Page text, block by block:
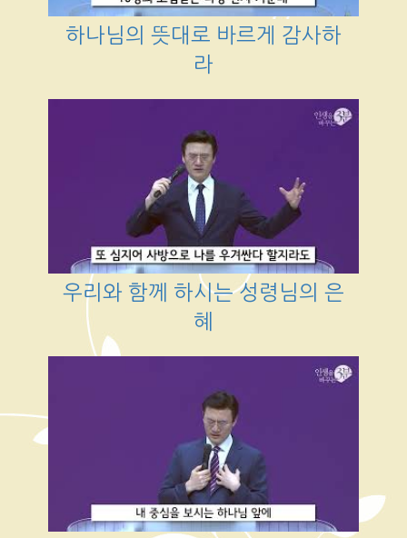
하나님의 뜻대로 바르게 감사하
라
우리와 함께 하시는 성령님의 은
혜